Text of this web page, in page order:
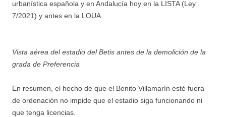
urbanística española y en Andalucía hoy en la LISTA (Ley
7/2021) y antes en la LOUA.
Vista aérea del estadio del Betis antes de la demolición de la
grada de Preferencia
En resumen, el hecho de que el Benito Villamarín esté fuera
de ordenación no impide que el estadio siga funcionando ni
que tenga licencias.